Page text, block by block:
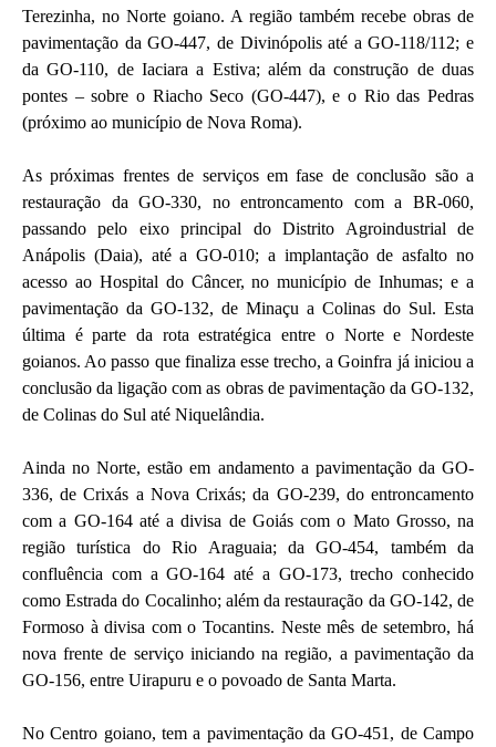
Terezinha, no Norte goiano. A região também recebe obras de
pavimentação da GO-447, de Divinópolis até a GO-118/112; e
da GO-110, de Iaciara a Estiva; além da construção de duas
pontes – sobre o Riacho Seco (GO-447), e o Rio das Pedras
(próximo ao município de Nova Roma).
As próximas frentes de serviços em fase de conclusão são a
restauração da GO-330, no entroncamento com a BR-060,
passando pelo eixo principal do Distrito Agroindustrial de
Anápolis (Daia), até a GO-010; a implantação de asfalto no
acesso ao Hospital do Câncer, no município de Inhumas; e a
pavimentação da GO-132, de Minaçu a Colinas do Sul. Esta
última é parte da rota estratégica entre o Norte e Nordeste
goianos. Ao passo que finaliza esse trecho, a Goinfra já iniciou a
conclusão da ligação com as obras de pavimentação da GO-132,
de Colinas do Sul até Niquelândia.
Ainda no Norte, estão em andamento a pavimentação da GO-
336, de Crixás a Nova Crixás; da GO-239, do entroncamento
com a GO-164 até a divisa de Goiás com o Mato Grosso, na
região turística do Rio Araguaia; da GO-454, também da
confluência com a GO-164 até a GO-173, trecho conhecido
como Estrada do Cocalinho; além da restauração da GO-142, de
Formoso à divisa com o Tocantins. Neste mês de setembro, há
nova frente de serviço iniciando na região, a pavimentação da
GO-156, entre Uirapuru e o povoado de Santa Marta.
No Centro goiano, tem a pavimentação da GO-451, de Campo